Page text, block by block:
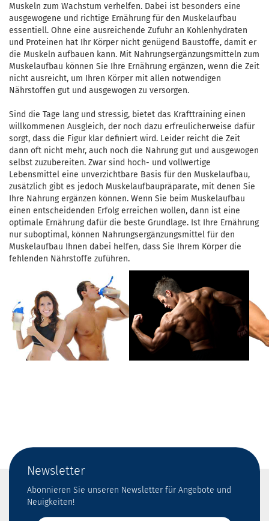
Muskeln zum Wachstum verhelfen. Dabei ist besonders eine
ausgewogene und richtige Ernährung für den Muskelaufbau
essentiell. Ohne eine ausreichende Zufuhr an Kohlenhydraten
und Proteinen hat Ihr Körper nicht genügend Baustoffe, damit er
die Muskeln aufbauen kann. Mit Nahrungsergänzungsmitteln zum
Muskelaufbau können Sie Ihre Ernährung ergänzen, wenn die Zeit
nicht ausreicht, um Ihren Körper mit allen notwendigen
Nährstoffen gut und ausgewogen zu versorgen.
Sind die Tage lang und stressig, bietet das Krafttraining einen
willkommenen Ausgleich, der noch dazu erfreulicherweise dafür
sorgt, dass die Figur klar definiert wird. Leider reicht die Zeit
dann oft nicht mehr, auch noch die Nahrung gut und ausgewogen
selbst zuzubereiten. Zwar sind hoch- und vollwertige
Lebensmittel eine unverzichtbare Basis für den Muskelaufbau,
zusätzlich gibt es jedoch Muskelaufbaupräparate, mit denen Sie
Ihre Nahrung ergänzen können. Wenn Sie beim Muskelaufbau
einen entscheidenden Erfolg erreichen wollen, dann ist eine
optimale Ernährung dafür die beste Grundlage. Ist Ihre Ernährung
nur suboptimal, können Nahrungsergänzungsmittel für den
Muskelaufbau Ihnen dabei helfen, dass Sie Ihrem Körper die
fehlenden Nährstoffe zuführen.
Newsletter
Abonnieren Sie unseren Newsletter für Angebote und
Neuigkeiten!